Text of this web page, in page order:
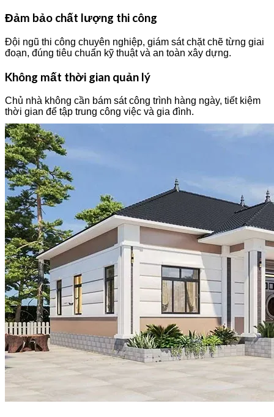
Đảm bảo chất lượng thi công
Đội ngũ thi công chuyên nghiệp, giám sát chặt chẽ từng giai
đoạn, đúng tiêu chuẩn kỹ thuật và an toàn xây dựng.
Không mất thời gian quản lý
Chủ nhà không cần bám sát công trình hàng ngày, tiết kiệm
thời gian để tập trung công việc và gia đình.